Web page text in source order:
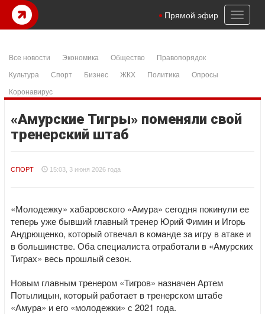
Toggle
Прямой эфир
Все новости Экономика Общество
Правопорядок
Культура
Спорт Бизнес ЖКХ Политика
Опросы
Коронавирус
«Амурские Тигры» поменяли свой
тренерский штаб
СПОРТ 15:03, 3 июня 2026 года
«Молодежку» хабаровского «Амура» сегодня покинули ее
теперь уже бывший главный тренер Юрий Фимин и Игорь
Андрющенко, который отвечал в команде за игру в атаке и
в большинстве. Оба специалиста отработали в «Амурских
Тиграх» весь прошлый сезон.
Новым главным тренером «Тигров» назначен Артем
Потылицын, который работает в тренерском штабе
«Амура» и его «молодежки» с 2021 года.